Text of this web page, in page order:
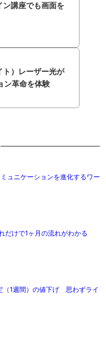
講座でも画面を
）レーザー光が
ン革命を体験
ュニケーションを進化するワー
けで1ヶ月の流れがわかる
（1週間）の値下げ 思わずライ